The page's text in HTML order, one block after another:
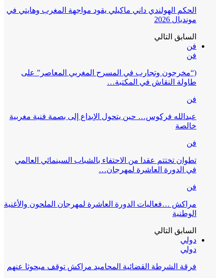
الحكم الهولندي داني ماكيلي يقود مواجهة المغرب وهايتي في
مونديال 2026
السابق التالي
فن
فن
(“مخرجون وتجارب في المسرح المغربي المعاصر” على
طاولة النقاش في المكتبة…
فن
عبدالله فركوس… حين يتحول الإبداع إلى بصمة فنية مغربية
خالصة
فن
تطوان تختتم عقدا من الاحتفاء بالشباب السينمائي العالمي
في الدورة العاشرة لمهرجان…
فن
مراكش …فعاليات الدورة العاشرة لمهرجان الملحون والأغنية
الوطنية
السابق التالي
دولي
دولي
فرقة الشرطة القضائية المحاميد مراكش توقف مبحوثا عنهم